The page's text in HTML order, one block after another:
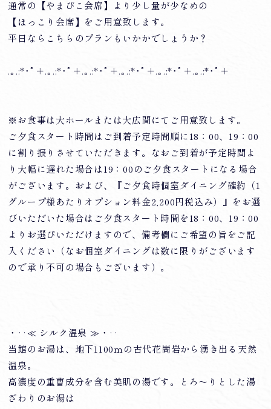
通常の【やまびこ会席】より少し量が少なめの
【ほっこり会席】をご用意致します。
平日ならこちらのプランもいかかでしょうか？
.｡.:*･ﾟ＋.｡.:*･ﾟ＋.｡.:*･ﾟ＋.｡.:*･ﾟ＋.｡.:*･ﾟ＋.｡.:*･ﾟ＋
※お食事は大ホールまたは大広間にてご用意致します。
ご夕食スタート時間はご到着予定時間順に18：00、19：00
に割り振りさせていただきます。なおご到着が予定時間よ
り大幅に遅れた場合は19：00のご夕食スタートになる場合
がございます。および、『ご夕食時個室ダイニング確約（1
グループ様あたりオプション料金2,200円税込み）』をお選
びいただいた場合はご夕食スタート時間を18：00、19：00
よりお選びいただけますので、備考欄にご希望の旨をご記
入ください（なお個室ダイニングは数に限りがございます
ので承り不可の場合もございます）。
・‥≪ シルク温泉 ≫・‥
当館のお湯は、地下1100ｍの古代花崗岩から湧き出る天然
温泉。
高濃度の重曹成分を含む美肌の湯です。とろ～りとした湯
ざわりのお湯は